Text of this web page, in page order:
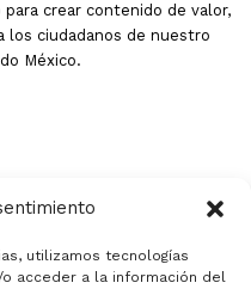
utilizamos tecnologías
acceder a la información del
crear contenido de valor,
los ciudadanos de nuestro
México.